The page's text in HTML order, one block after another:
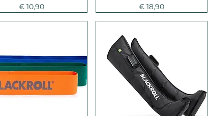
Prijs
€ 10,90 Prijs
€ 18,90